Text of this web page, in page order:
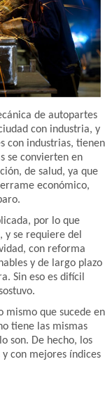
de autopartes
con industria, y
con industrias, tienen
se convierten en
de salud, ya que
económico,
por lo que
y se requiere del
con reforma
y de largo plazo
Sin eso es difícil
mismo que sucede en
tiene las mismas
son. De hecho, los
con mejores índices